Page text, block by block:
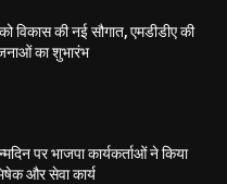
विकास की नई सौगात, एमडीडीए की
का शुभारंभ
पर भाजपा कार्यकर्ताओं ने किया
और सेवा कार्य